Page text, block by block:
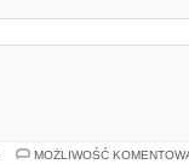
MOŻLIWOŚĆ